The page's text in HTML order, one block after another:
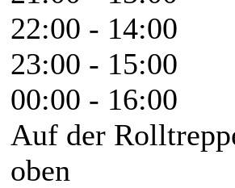
22:00 - 14:00
23:00 - 15:00
00:00 - 16:00
Auf der
oben